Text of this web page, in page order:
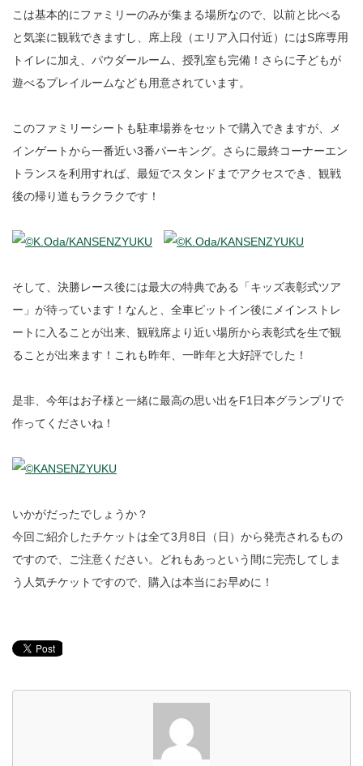
こは基本的にファミリーのみが集まる場所なので、以前と比べる
と気楽に観戦できますし、席上段（エリア入口付近）にはS席専用
トイレに加え、パウダールーム、授乳室も完備！さらに子どもが
遊べるプレイルームなども用意されています。
このファミリーシートも駐車場券をセットで購入できますが、メ
インゲートから一番近い3番パーキング。さらに最終コーナーエン
トランスを利用すれば、最短でスタンドまでアクセスでき、観戦
後の帰り道もラクラクです！
そして、決勝レース後には最大の特典である「キッズ表彰式ツア
ー」が待っています！なんと、全車ピットイン後にメインストレ
ートに入ることが出来、観戦席より近い場所から表彰式を生で観
ることが出来ます！これも昨年、一昨年と大好評でした！
是非、今年はお子様と一緒に最高の思い出をF1日本グランプリで
作ってくださいね！
いかがだったでしょうか？
今回ご紹介したチケットは全て3月8日（日）から発売されるもの
ですので、ご注意ください。どれもあっという間に完売してしま
う人気チケットですので、購入は本当にお早めに！